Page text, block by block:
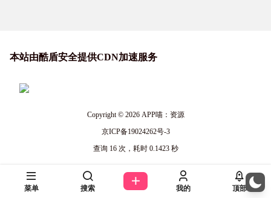
本站由酷盾安全提供CDN加速服务
Copyright © 2026APP喵：资源
京ICP备19024262号-3
查询 16 次，耗时 0.1423 秒
菜单 搜索 我的 顶部